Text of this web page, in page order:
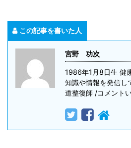
この記事を書いた人
宮野 功次
1986年1月8日生 健
知識や情報を発信し
道整復師 /コメント